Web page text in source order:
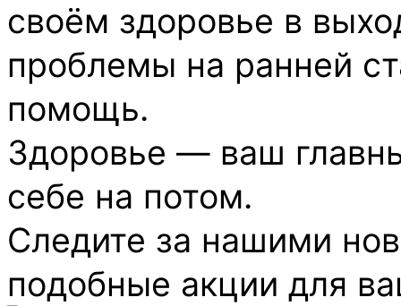
своём здоровье в
проблемы на ранней
помощь.
Здоровье — ваш
себе на потом.
Следите за нашими
подобные акции для